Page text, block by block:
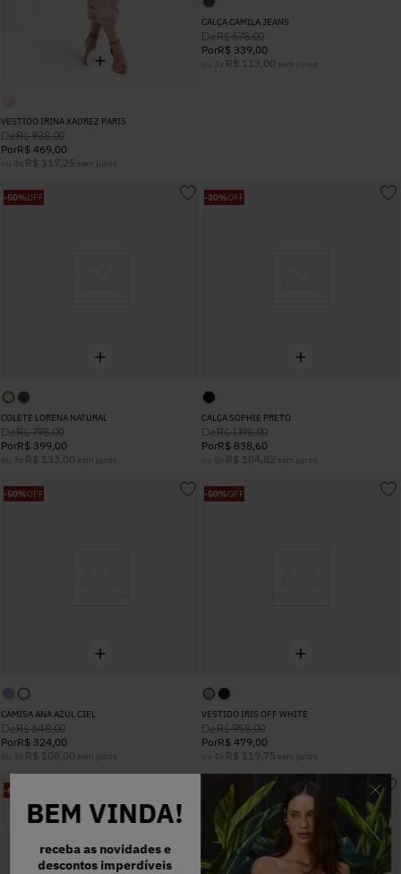
BEM VINDA!
receba as novidades e
descontos imperdíveis
VESTIDO IRINA XADREZ PARIS
DeR$ 938,00
PorR$ 469,00
ou 4 x R$ 117,25 sem juros
CALÇA CAMILA JEANS
DeR$ 678,00
PorR$ 339,00
ou 3 x R$ 113,00 sem juros
-50%OFF
COLETE LORENA NATURAL
DeR$ 798,00
PorR$ 399,00
ou 3 x R$ 133,00 sem juros
-30%OFF
CALÇA SOPHIE PRETO
DeR$ 1.198,00
PorR$ 838,60
ou 8 x R$ 104,82 sem juros
-50%OFF
CAMISA ANA AZUL CIEL
DeR$ 648,00
PorR$ 324,00
ou 3 x R$ 108,00 sem juros
-50%OFF
VESTIDO IRIS OFF WHITE
DeR$ 958,00
PorR$ 479,00
ou 4 x R$ 119,75 sem juros
-60% OFF